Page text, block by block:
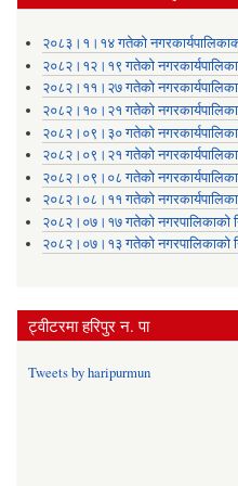
२०८३।१।१४ गतेको
२०८२।१२।१९ गतेको
२०८२।११।२७ गतेको
२०८२।१०।२१ गतेको
२०८२।०९।३० गतेको
२०८२।०९।२१ गतेको
२०८२।०९।०८ गतेको
२०८२।०८।११ गतेको
२०८२।०७।१७ गतेको नगरपालिकाको
२०८२।०७।१३ गतेको नगरपालिकाको
ट्वीटरमा हरिपुर न. पा
Tweets by haripurmun